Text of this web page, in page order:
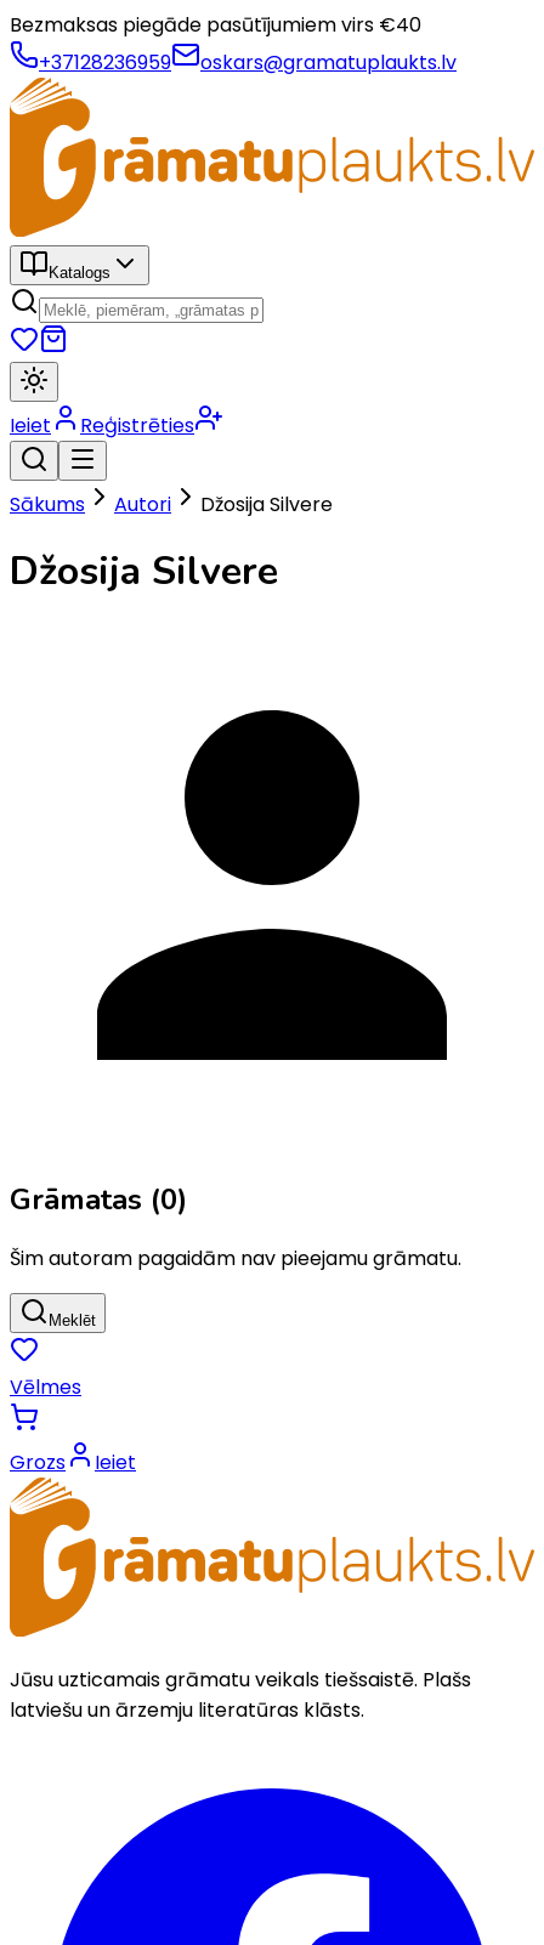
Bezmaksas piegāde pasūtījumiem virs €40
+37128236959
oskars@gramatuplaukts.lv
Katalogs
Ieiet Reģistrēties
Sākums Autori Džosija Silvere
Džosija Silvere
Grāmatas (0)
Šim autoram pagaidām nav pieejamu grāmatu.
Meklēt
Vēlmes
Grozs Ieiet
Jūsu uzticamais grāmatu veikals tiešsaistē. Plašs
latviešu un ārzemju literatūras klāsts.